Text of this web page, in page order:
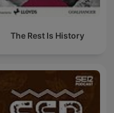
The Rest Is History